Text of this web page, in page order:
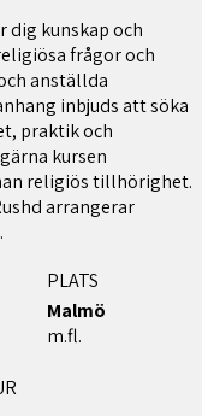
dig kunskap och
frågor och
anställda
inbjuds att söka
praktik och
kursen
religiös tillhörighet.
arrangerar
.
PLATS
Malmö
m.fl.